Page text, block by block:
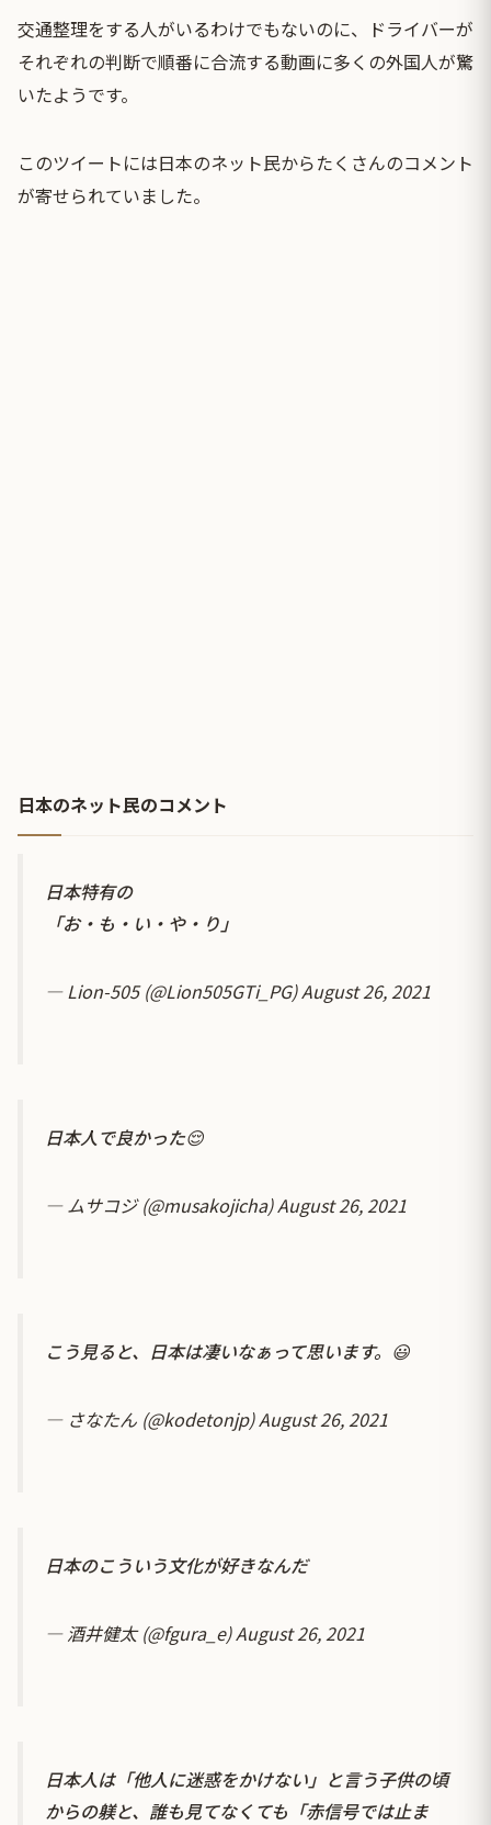
交通整理をする人がいるわけでもないのに、ドライバーが
それぞれの判断で順番に合流する動画に多くの外国人が驚
いたようです。
このツイートには日本のネット民からたくさんのコメント
が寄せられていました。
日本のネット民のコメント
日本特有の
「お・も・い・や・り」
— Lion-505 (@Lion505GTi_PG)August 26, 2021
日本人で良かった😌
— ムサコジ (@musakojicha)August 26, 2021
こう見ると、日本は凄いなぁって思います。😃
— さなたん (@kodetonjp)August 26, 2021
日本のこういう文化が好きなんだ
— 酒井健太 (@fgura_e)August 26, 2021
日本人は「他人に迷惑をかけない」と言う子供の頃
からの躾と、誰も見てなくても「赤信号では止ま